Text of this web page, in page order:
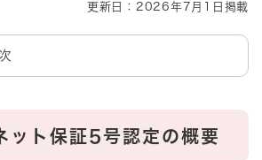
更新日：2026年7月1日掲載
ット保証5号認定の概要